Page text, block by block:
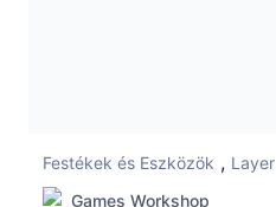
Festékek és Eszközök , Layer
Games Workshop